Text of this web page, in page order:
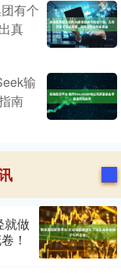
有个
真
输
南
就做
！